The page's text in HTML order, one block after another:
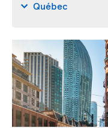
Québec